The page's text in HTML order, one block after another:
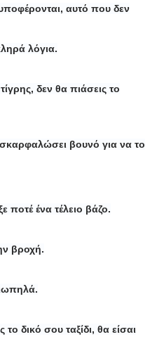
αυτό που δεν
λόγια.
δεν θα πιάσεις το
σκαρφαλώσει βουνό για να το
ποτέ ένα τέλειο βάζο.
βροχή.
δικό σου ταξίδι, θα είσαι